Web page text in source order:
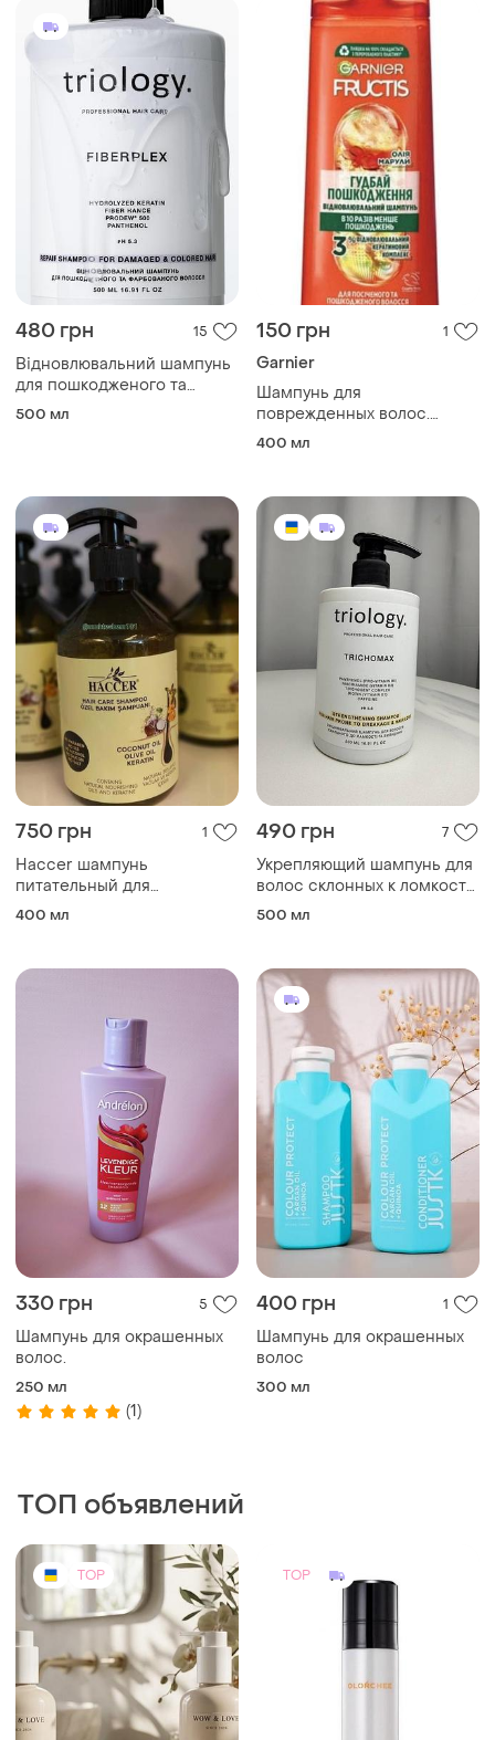
480 грн 15
Відновлювальний шампунь
для пошкодженого та
фарбованого волосся
500 мл
150 грн 1
Garnier
Шампунь для
поврежденных волос.
восстанавливающий
400 мл
750 грн 1
Haccer шампунь
питательный для
окрашенных и
400 мл
490 грн 7
Укрепляющий шампунь для
волос склонных к ломкости
и выпадению trichomax
500 мл
330 грн 5
Шампунь для окрашенных
волос.
250 мл
(1)
400 грн 1
Шампунь для окрашенных
волос
300 мл
ТОП объявлений
TOP TOP